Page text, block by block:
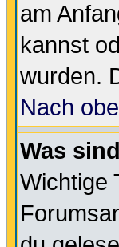
am
kannst
wurden.
Nach
Was
Wichtige